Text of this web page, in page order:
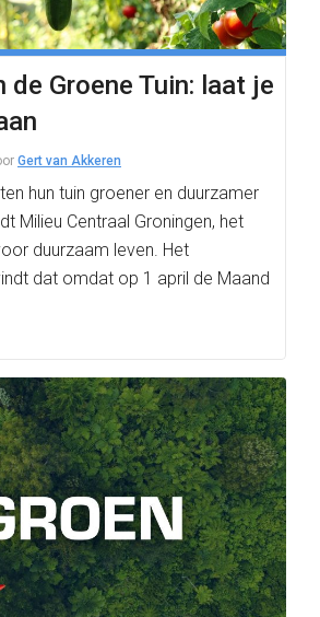
de Groene Tuin: laat je
Gert van Akkeren
hun tuin groener en duurzamer
Milieu Centraal Groningen, het
duurzaam leven. Het
dat omdat op 1 april de Maand